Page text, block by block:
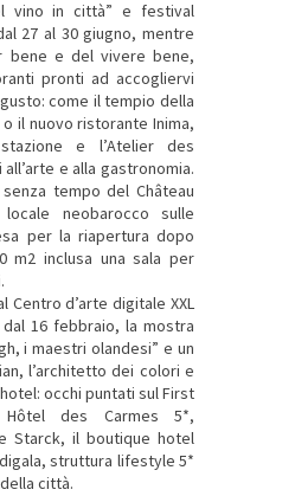
vino in città” e festival
27 al 30 giugno, mentre
bene e del vivere bene,
pronti ad accogliervi
come il tempio della
il nuovo ristorante Inima,
e l’Atelier des
e alla gastronomia.
tempo del Château
neobarocco sulle
per la riapertura dopo
m2 inclusa una sala per
Centro d’arte digitale XXL
16 febbraio, la mostra
i maestri olandesi” e un
l’architetto dei colori e
occhi puntati sul First
Hôtel des Carmes 5*,
Starck, il boutique hotel
struttura lifestyle 5*
città.